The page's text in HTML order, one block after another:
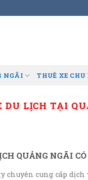
NGÃI THUÊ XE
DU LỊCH TẠI
QUẢNG NGÃI
chuyên cung cấp